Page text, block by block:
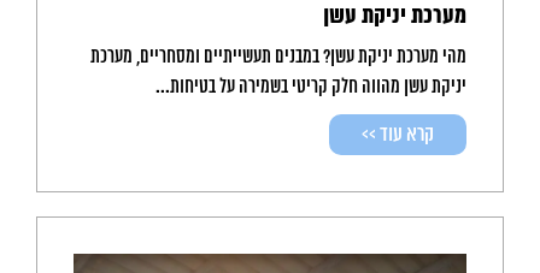
מערכת יניקת עשן
מהי מערכת יניקת עשן? במבנים תעשייתיים ומסחריים, מערכת
יניקת עשן מהווה חלק קריטי בשמירה על בטיחות...
קרא עוד >>